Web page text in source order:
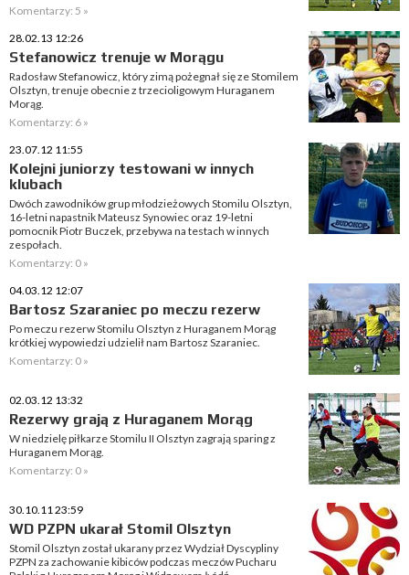
Komentarzy: 5 »
28.02.13 12:26
Stefanowicz trenuje w Morągu
Radosław Stefanowicz, który zimą pożegnał się ze Stomilem
Olsztyn, trenuje obecnie z trzecioligowym Huraganem
Morąg.
Komentarzy: 6 »
23.07.12 11:55
Kolejni juniorzy testowani w innych
klubach
Dwóch zawodników grup młodzieżowych Stomilu Olsztyn,
16-letni napastnik Mateusz Synowiec oraz 19-letni
pomocnik Piotr Buczek, przebywa na testach w innych
zespołach.
Komentarzy: 0 »
04.03.12 12:07
Bartosz Szaraniec po meczu rezerw
Po meczu rezerw Stomilu Olsztyn z Huraganem Morąg
krótkiej wypowiedzi udzielił nam Bartosz Szaraniec.
Komentarzy: 0 »
02.03.12 13:32
Rezerwy grają z Huraganem Morąg
W niedzielę piłkarze Stomilu II Olsztyn zagrają sparing z
Huraganem Morąg.
Komentarzy: 0 »
30.10.11 23:59
WD PZPN ukarał Stomil Olsztyn
Stomil Olsztyn został ukarany przez Wydział Dyscypliny
PZPN za zachowanie kibiców podczas meczów Pucharu